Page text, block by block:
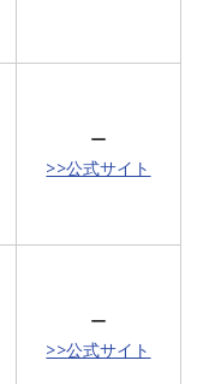
ー
>>公式サイト
ー
>>公式サイト